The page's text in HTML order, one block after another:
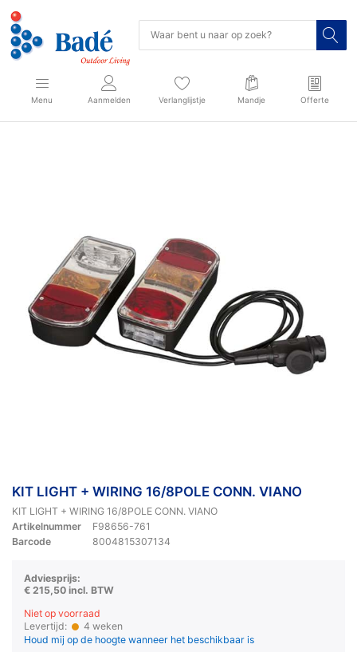
Menu Aanmelden Verlanglijstje Mandje Offerte
KIT LIGHT + WIRING 16/8POLE CONN. VIANO
KIT LIGHT + WIRING 16/8POLE CONN. VIANO
Artikelnummer
F98656-761
Barcode
8004815307134
Adviesprijs:
€ 215,50 incl. BTW
Niet op voorraad
Levertijd:
4 weken
Houd mij op de hoogte wanneer het beschikbaar is